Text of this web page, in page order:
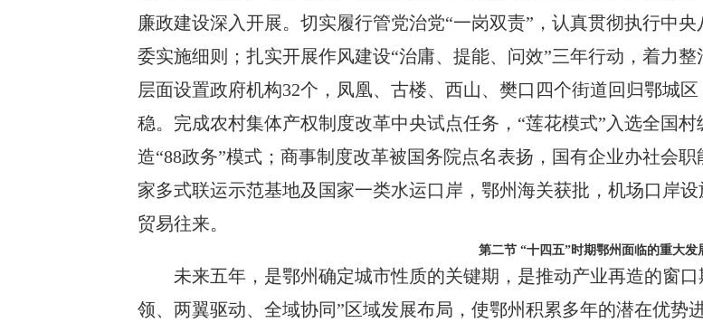
廉政建设深入开展。切实履行管党治党“一岗双责”，认真贯彻执行中
委实施细则
； 扎实开展作风建设“治庸、提能、问效”三年行动，着力整
层面设置政府机构32个，凤凰、 古楼、西山、樊口四个街道回归鄂城
稳。完成农村集体产权制度改革中央试点任务，“莲花模式”入选全国村
造“88政务”模式 ； 商事制度改革被国务院点名表扬 ， 国有企业办社会
家多式联运示范基地及国家一类水运口岸，鄂州海关获批，机场口岸
贸易往来。
第二节 “十四五”时期鄂州面临的重大发
未来五年，是鄂州确定城市性质的关键期，是推动产业再造的窗
领、两翼驱动、全域协同”区域发展布局，使鄂州积累多年的潜在优势